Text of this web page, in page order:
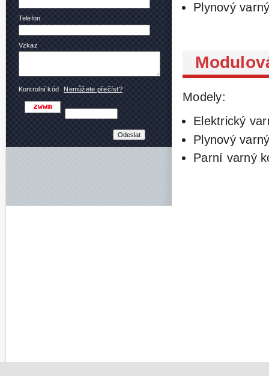
Telefon
Vzkaz
Kontrolní kód Nemůžete přečíst?
Plynový
Modely:
Elektrický
Plynový
Parní varný